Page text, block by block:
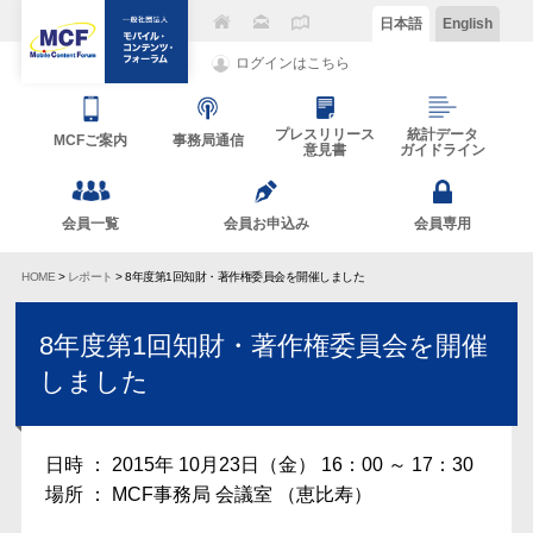
ログインはこちら
日本語 English
MCFご案内 事務局通信
プレスリリース
意見書
統計データ
ガイドライン
会員一覧 会員お申込み 会員専用
HOME > レポート > 8年度第1回知財・著作権委員会を開催しました
8年度第1回知財・著作権委員会を開催
しました
日時 ： 2015年 10月23日（金） 16：00 ～ 17：30
場所 ： MCF事務局 会議室 （恵比寿）